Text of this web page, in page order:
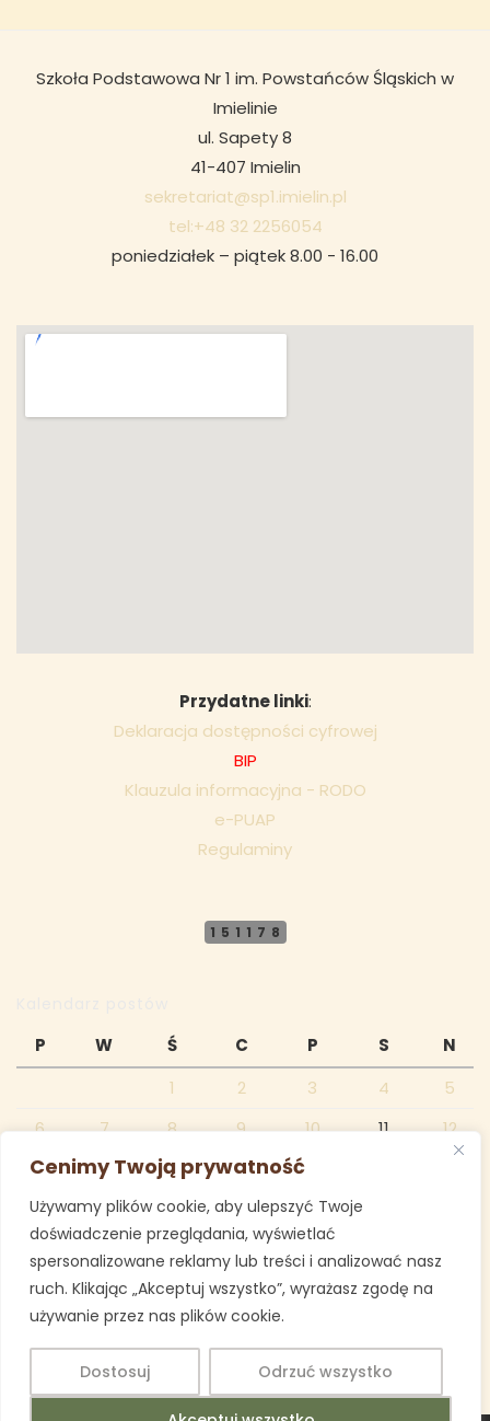
Cenimy Twoją prywatność
Używamy plików cookie, aby ulepszyć Twoje
doświadczenie przeglądania, wyświetlać
spersonalizowane reklamy lub treści i analizować nasz
ruch. Klikając „Akceptuj wszystko”, wyrażasz zgodę na
używanie przez nas plików cookie.
Dostosuj Odrzuć wszystko
Szkoła Podstawowa Nr 1 im. Powstańców Śląskich w
Imielinie
ul. Sapety 8
41-407 Imielin
sekretariat@sp1.imielin.pl
tel:+48 32 2256054
poniedziałek – piątek 8.00 - 16.00
Przydatne linki:
Deklaracja dostępności cyfrowej
BIP
Klauzula informacyjna - RODO
e-PUAP
Regulaminy
151178
grudzień 2021
P W Ś C P S
N
1
2 3 4
5
6
7 8 9 10 11
12
13
14 15 16 17
20
21 22 23 24
28 29 30 31